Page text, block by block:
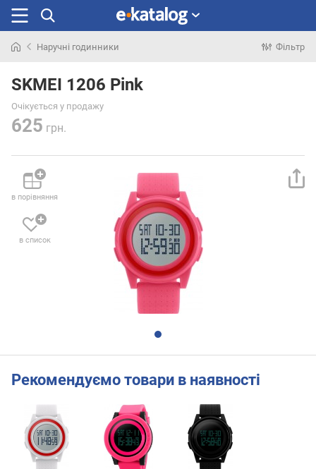
раніше
Наручні годинники Фільтр
SKMEI 1206 Pink
Очікується у продажу
625 грн.
в порівняння
в список
Рекомендуємо товари в наявності